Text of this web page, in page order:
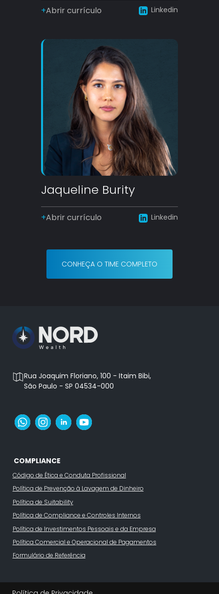
Abrir currículo Linkedin
Jaqueline Burity
Abrir currículo Linkedin
CONHEÇA O TIME COMPLETO
Rua Joaquim Floriano, 100 - Itaim Bibi,
São Paulo - SP 04534-000
COMPLIANCE
Código de Ética e Conduta Profissional
Política de Prevenção à Lavagem de Dinheiro
Política de Suitability
Política de Compliance e Controles Internos
Política de Investimentos Pessoais e da Empresa
Política Comercial e Operacional de Pagamentos
Formulário de Referência